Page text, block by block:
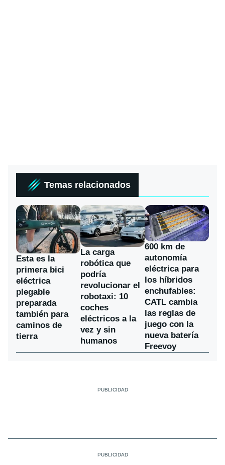
Temas relacionados
Esta es la
primera bici
eléctrica
plegable
preparada
también para
caminos de
tierra
La carga
robótica que
podría
revolucionar el
robotaxi: 10
coches
eléctricos a la
vez y sin
humanos
600 km de
autonomía
eléctrica para
los híbridos
enchufables:
CATL cambia
las reglas de
juego con la
nueva batería
Freevoy